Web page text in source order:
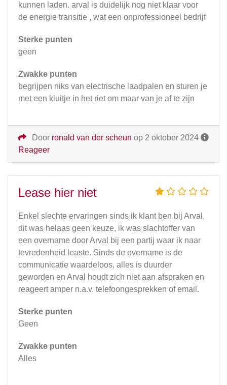
kunnen laden. arval is duidelijk nog niet klaar voor
de energie transitie , wat een onprofessioneel bedrijf
Sterke punten
geen
Zwakke punten
begrijpen niks van electrische laadpalen en sturen je
met een kluitje in het riet om maar van je af te zijn
Door ronald van der scheun op 2 oktober 2024
Reageer
Lease hier niet
Enkel slechte ervaringen sinds ik klant ben bij Arval,
dit was helaas geen keuze, ik was slachtoffer van
een overname door Arval bij een partij waar ik naar
tevredenheid leaste. Sinds de overname is de
communicatie waardeloos, alles is duurder
geworden en Arval houdt zich niet aan afspraken en
reageert amper n.a.v. telefoongesprekken of email.
Sterke punten
Geen
Zwakke punten
Alles